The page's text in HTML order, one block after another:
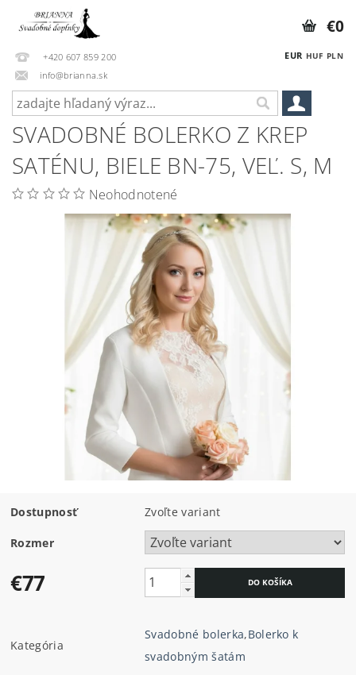
+420 607 859 200
info@brianna.sk
EUR HUF PLN
€0
SVADOBNÉ BOLERKO Z KREP
SATÉNU, BIELE BN-75, VEĽ. S, M
Neohodnotené
Dostupnosť Zvoľte variant
Rozmer
€77
Kategória
Svadobné bolerka,Bolerko k
svadobným šatám